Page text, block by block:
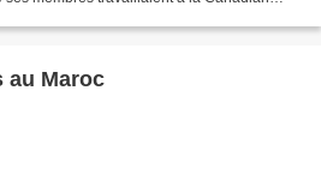
au Maroc